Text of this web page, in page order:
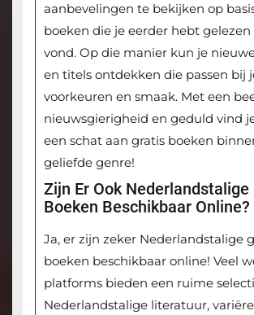
aanbevelingen te bekijken op
boeken die je eerder hebt
vond. Op die manier kun je
en titels ontdekken die passen bij
voorkeuren en smaak. Met een
nieuwsgierigheid en geduld vind
een schat aan gratis boeken
geliefde genre!
Zijn Er Ook Nederlandstalige
Boeken Beschikbaar Online?
Ja, er zijn zeker Nederlandstalige
boeken beschikbaar online! Veel
platforms bieden een ruime
Nederlandstalige literatuur,